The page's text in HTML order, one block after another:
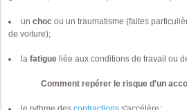
un choc ou un traumatisme (faites
de voiture);
la fatigue liée aux conditions de travail ou
Comment repérer le risque d'un